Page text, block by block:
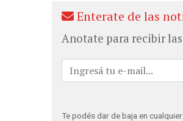
Enterate de las
Anotate para recibir
Te podés dar de baja en